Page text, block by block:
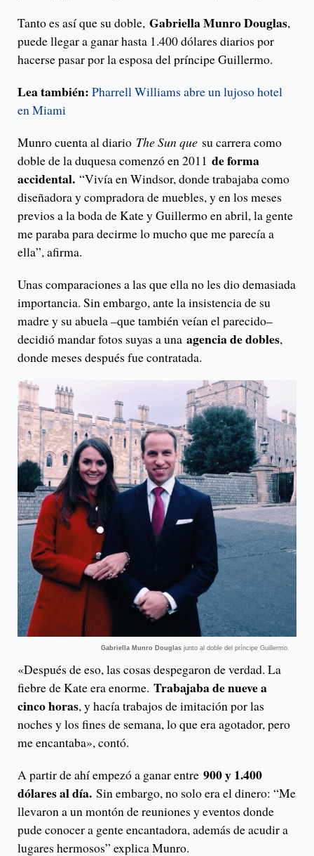
Tanto es así que su doble, Gabriella Munro Douglas,
puede llegar a ganar hasta 1.400 dólares diarios por
hacerse pasar por la esposa del príncipe Guillermo.
Lea también: Pharrell Williams abre un lujoso hotel
en Miami
Munro cuenta al diario The Sun que su carrera como
doble de la duquesa comenzó en 2011 de forma
accidental. “Vivía en Windsor, donde trabajaba como
diseñadora y compradora de muebles, y en los meses
previos a la boda de Kate y Guillermo en abril, la gente
me paraba para decirme lo mucho que me parecía a
ella”, afirma.
Unas comparaciones a las que ella no les dio demasiada
importancia. Sin embargo, ante la insistencia de su
madre y su abuela –que también veían el parecido–
decidió mandar fotos suyas a una agencia de dobles,
donde meses después fue contratada.
Gabriella Munro Douglas junto al doble del príncipe Guillermo.
«Después de eso, las cosas despegaron de verdad. La
fiebre de Kate era enorme. Trabajaba de nueve a
cinco horas, y hacía trabajos de imitación por las
noches y los fines de semana, lo que era agotador, pero
me encantaba», contó.
A partir de ahí empezó a ganar entre 900 y 1.400
dólares al día. Sin embargo, no solo era el dinero: “Me
llevaron a un montón de reuniones y eventos donde
pude conocer a gente encantadora, además de acudir a
lugares hermosos” explica Munro.